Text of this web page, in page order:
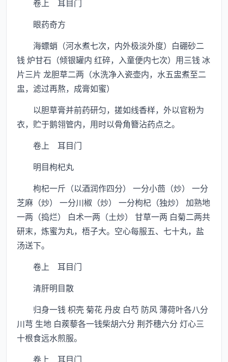
卷上 耳目门
眼药奇方
海螵蛸（河水煮七次，内外极淡外度）白硼砂二
钱 炉甘石（倾银罐内 红碎，入童便内七次）用三钱 冰
片三片 龙胆草二两（水洗净入瓷壶内，水五盅煮至二
盅，滤过再熬，成膏如蜜）
以胆草膏并前药研匀，搓如线香样，外以官粉为
衣，贮于鹅翎管内，用时以骨角簪沾药点之。
卷上 耳目门
明目枸杞丸
枸杞一斤（以酒润作四分） 一分小茴（炒） 一分
芝麻（炒） 一分川椒（炒） 一分枸杞（独炒） 加熟地
一两（捣烂） 白术一两（土炒） 甘草一两 白菊二两共
研末，炼蜜为丸，梧子大。空心每服五、七十丸，盐
汤送下。
卷上 耳目门
清肝明目散
归身一钱 枳壳 菊花 丹皮 白芍 防风 薄荷叶各八分
川芎 生地 白蒺藜各一钱柴胡六分 荆芥穗六分 灯心三
十根食远水煎服。
卷上 耳目门